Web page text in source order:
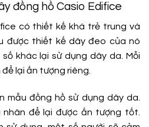
đồng hồ Casio Edifice
có thiết kế khá trẻ trung và
được thiết kế dây đeo của nó
khác lại sử dụng dây da. Mỗi
lại ấn tượng riêng.
mẫu đồng hồ sử dụng dây da.
để lại được ấn tượng tốt.